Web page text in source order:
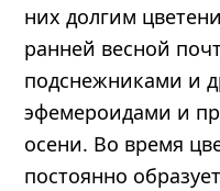
них долгим
ранней весной
подснежниками и
эфемероидами и
осени. Во время
постоянно